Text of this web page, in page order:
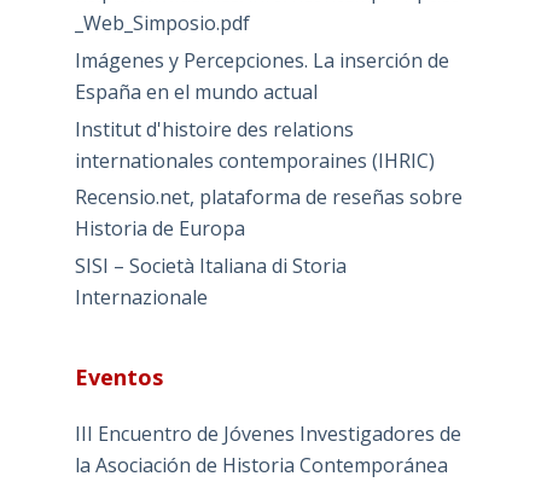
_Web_Simposio.pdf
Imágenes y Percepciones. La inserción de
España en el mundo actual
Institut d'histoire des relations
internationales contemporaines (IHRIC)
Recensio.net, plataforma de reseñas sobre
Historia de Europa
SISI – Società Italiana di Storia
Internazionale
Eventos
III Encuentro de Jóvenes Investigadores de
la Asociación de Historia Contemporánea